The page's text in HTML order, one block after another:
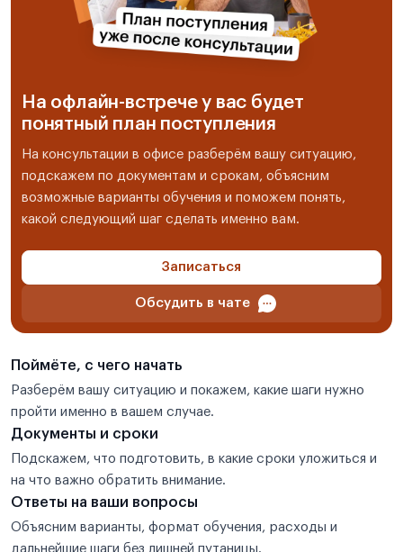
На офлайн-встрече у вас будет
понятный план поступления
На консультации в офисе разберём вашу ситуацию,
подскажем по документам и срокам, объясним
возможные варианты обучения и поможем понять,
какой следующий шаг сделать именно вам.
Записаться
Обсудить в чате
Поймёте, с чего начать
Разберём вашу ситуацию и покажем, какие шаги нужно
пройти именно в вашем случае.
Документы и сроки
Подскажем, что подготовить, в какие сроки уложиться и
на что важно обратить внимание.
Ответы на ваши вопросы
Объясним варианты, формат обучения, расходы и
дальнейшие шаги без лишней путаницы.